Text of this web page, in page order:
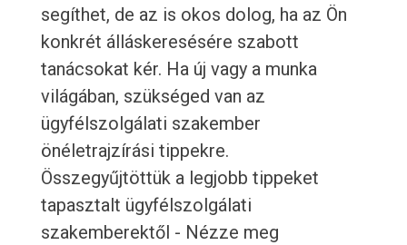
segíthet, de az is okos dolog, ha az Ön
konkrét álláskeresésére szabott
tanácsokat kér. Ha új vagy a munka
világában, szükséged van az
ügyfélszolgálati szakember
önéletrajzírási tippekre.
Összegyűjtöttük a legjobb tippeket
tapasztalt ügyfélszolgálati
szakemberektől - Nézze meg